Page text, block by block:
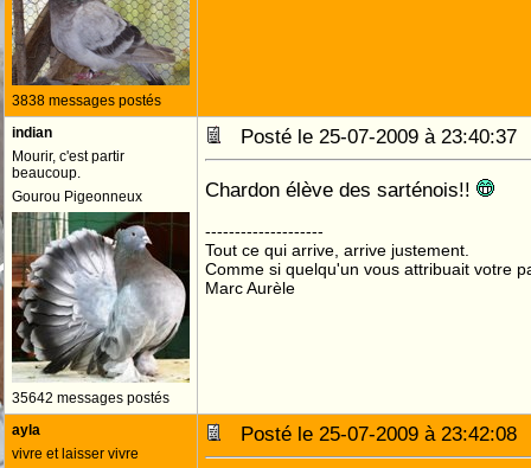
3838 messages postés
indian
Mourir, c'est partir
beaucoup.
Gourou Pigeonneux
35642 messages postés
Posté le 25-07-2009 à
Chardon élève des sarténois!!
--------------------
Tout ce qui arrive, arrive justement.
Comme si quelqu'un vous attribuait votre
Marc Aurèle
ayla
vivre et laisser vivre
Posté le 25-07-2009 à